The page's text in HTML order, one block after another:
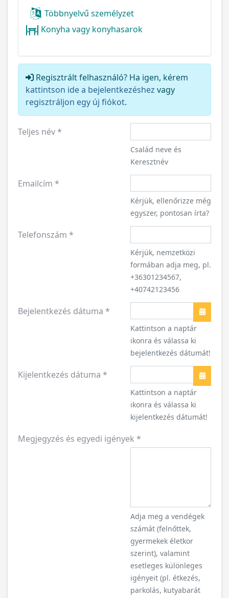
Többnyelvű személyzet
Konyha vagy konyhasarok
Regisztrált felhasználó? Ha igen, kérem
kattintson ide a bejelentkezéshez vagy
regisztráljon egy új fiókot.
Teljes név*
Család neve és
Keresztnév
Emailcím *
Kérjük, ellenőrizze még
egyszer, pontosan írta?
Telefonszám *
Kérjük, nemzetközi
formában adja meg, pl.
+36301234567,
+40742123456
Bejelentkezés dátuma *
Naptár
Kattintson a naptár
ikonra és válassa ki
bejelentkezés dátumát!
Kijelentkezés dátuma *
Naptár
Kattintson a naptár
ikonra és válassa ki
kijelentkezés dátumát!
Megjegyzés és egyedi igények *
Adja meg a vendégek
számát (felnőttek,
gyermekek életkor
szerint), valamint
esetleges különleges
igényeit (pl. étkezés,
parkolás, kutyabarát